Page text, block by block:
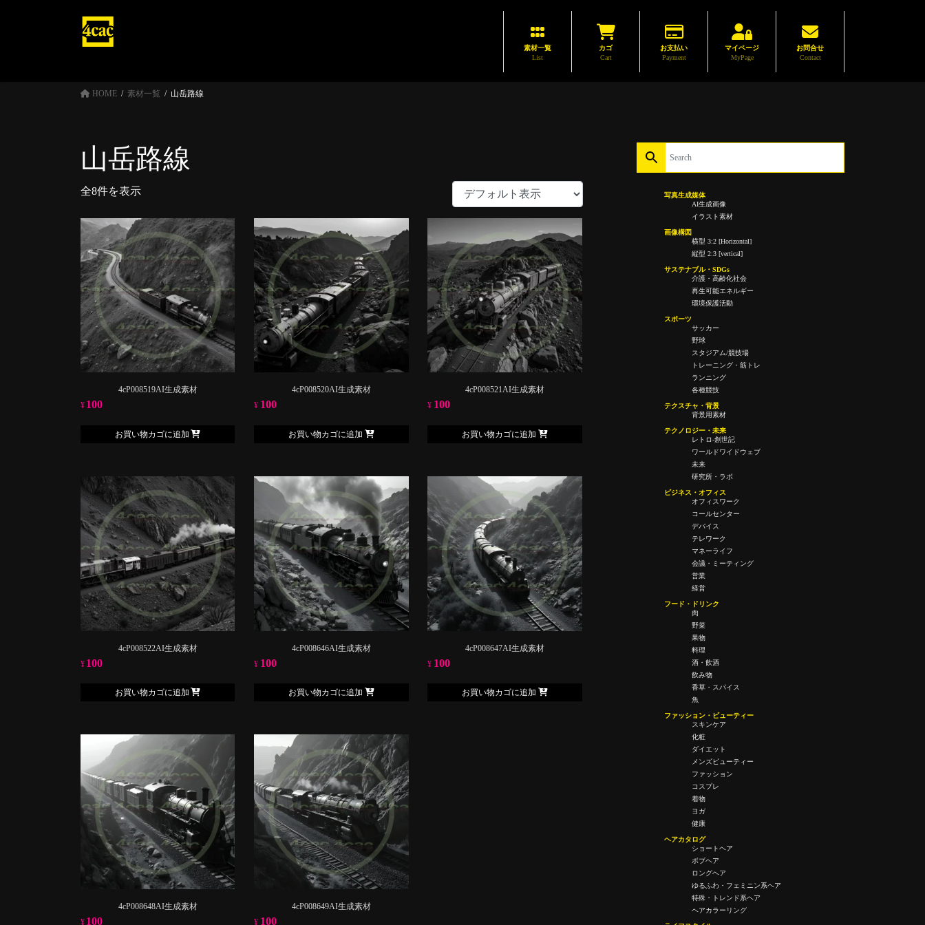
素材一覧
List
カゴ
Cart
お支払い
Payment
マイページ
MyPage
お問合せ
Contact
HOME 素材一覧 山岳路線
山岳路線
全8件を表示
4cP008519AI生成素材
¥ 100
お買い物カゴに追加
4cP008520AI生成素材
¥ 100
お買い物カゴに追加
4cP008521AI生成素材
¥ 100
お買い物カゴに追加
4cP008522AI生成素材
¥ 100
お買い物カゴに追加
4cP008646AI生成素材
¥ 100
お買い物カゴに追加
4cP008647AI生成素材
¥ 100
お買い物カゴに追加
4cP008648AI生成素材
¥ 100
4cP008649AI生成素材
¥ 100
写真生成媒体
AI生成画像
イラスト素材
画像構図
横型 3:2 [Horizontal]
縦型 2:3 [vertical]
サステナブル・SDGs
介護・高齢化社会
再生可能エネルギー
環境保護活動
スポーツ
サッカー
野球
スタジアム/競技場
トレーニング・筋トレ
ランニング
各種競技
テクスチャ・背景
背景用素材
テクノロジー・未来
レトロ-創世記
ワールドワイドウェブ
未来
研究所・ラボ
ビジネス・オフィス
オフィスワーク
コールセンター
デバイス
テレワーク
マネーライフ
会議・ミーティング
営業
経営
フード・ドリンク
肉
野菜
果物
料理
酒・飲酒
飲み物
香草・スパイス
魚
ファッション・ビューティー
スキンケア
化粧
ダイエット
メンズビューティー
ファッション
コスプレ
着物
ヨガ
健康
ヘアカタログ
ショートヘア
ボブヘア
ロングヘア
ゆるふわ・フェミニン系ヘア
特殊・トレンド系ヘア
ヘアカラーリング